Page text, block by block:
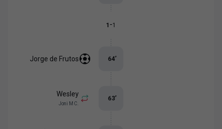
1 -1
Jorge de Frutos 64’
Wesley
Joni M C.
63’